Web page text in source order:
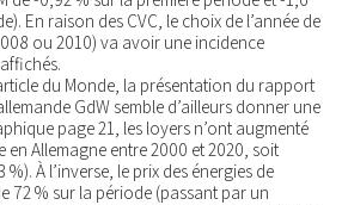
En raison des CVC, le choix de l’année de
ou 2010) va avoir une incidence
du Monde, la présentation du rapport
GdW semble d’ailleurs donner une
page 21, les loyers n’ont augmenté
en Allemagne entre 2000 et 2020, soit
À l’inverse, le prix des énergies de
72 % sur la période (passant par un